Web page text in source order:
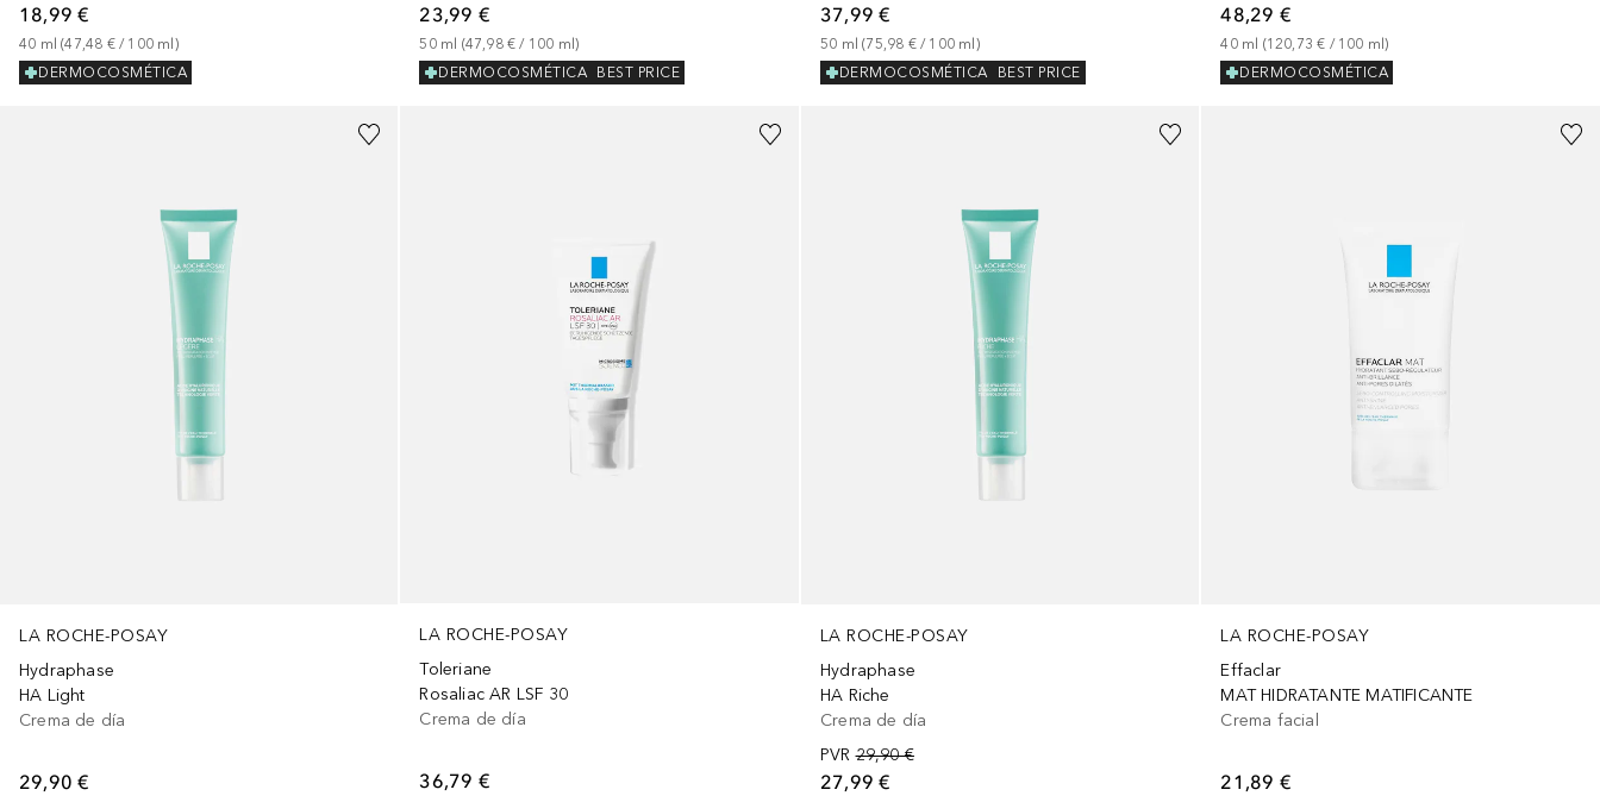
18,99 €
40 ml (47,48 € / 100 ml )
DERMOCOSMÉTICA
23,99 €
50 ml (47,98 € / 100 ml)
DERMOCOSMÉTICA
BEST PRICE
37,99 €
50 ml (75,98 € / 100 ml )
DERMOCOSMÉTICA
BEST PRICE
48,29 €
40 ml (120,73 € / 100 ml)
DERMOCOSMÉTICA
LA ROCHE-POSAY
Hydraphase
HA Light
Crema de día
29,90 €
LA ROCHE-POSAY
Toleriane
Rosaliac AR LSF 30
Crema de día
36,79 €
LA ROCHE-POSAY
Hydraphase
HA Riche
Crema de día
PVR 29,90 €
27,99 €
LA ROCHE-POSAY
Effaclar
MAT HIDRATANTE MATIFICANTE
Crema facial
21,89 €